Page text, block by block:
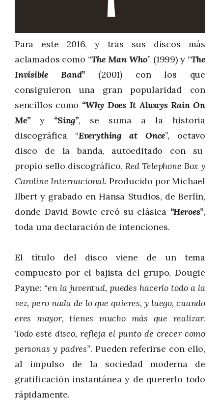
Para este 2016, y tras sus discos más
aclamados como “The Man Who” (1999) y “The
Invisible Band” (2001) con los que
consiguieron una gran popularidad con
sencillos como “Why Does It Always Rain On
Me”y “Sing”, se suma a la historia
discográfica “Everything at Once”, octavo
disco de la banda, autoeditado con su
propio sello discográfico, Red Telephone Box y
Caroline Internacional. Producido por Michael
Ilbert y grabado en Hansa Studios, de Berlín,
donde David Bowie creó su clásica “Heroes”,
toda una declaración de intenciones.
El título del disco viene de un tema
compuesto por el bajista del grupo, Dougie
Payne: “en la juventud, puedes hacerlo todo a la
vez, pero nada de lo que quieres, y luego, cuando
eres mayor, tienes mucho más que realizar.
Todo este disco, refleja el punto de crecer como
personas y padres”. Pueden referirse con ello,
al impulso de la sociedad moderna de
gratificación instantánea y de quererlo todo
rápidamente.